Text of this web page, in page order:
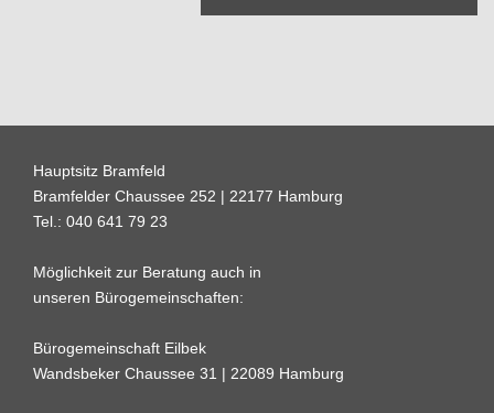
Hauptsitz Bramfeld
Bramfelder Chaussee 252 | 22177 Hamburg
Tel.: 040 641 79 23
Möglichkeit zur Beratung auch in
unseren Bürogemeinschaften:
Bürogemeinschaft Eilbek
Wandsbeker Chaussee 31 | 22089 Hamburg